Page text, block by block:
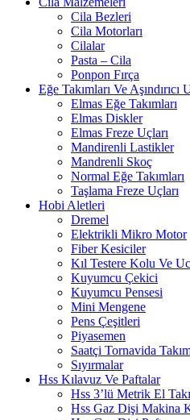
Cila Bezleri
Cila Motorları
Cilalar
Pasta – Cila
Ponpon Fırça
Eğe Takımları Ve Aşındırıcı
Elmas Eğe Takımları
Elmas Diskler
Elmas Freze Uçları
Mandirenli Lastikler
Mandrenli Skoç
Normal Eğe Takımları
Taşlama Freze Uçları
Hobi Aletleri
Dremel
Elektrikli Mikro Motor
Fiber Kesiciler
Kıl Testere Kolu Ve
Kuyumcu Çekici
Kuyumcu Pensesi
Mini Mengene
Pens Çeşitleri
Piyasemen
Saatçi Tornavida
Sıyırmalar
Hss Kılavuz Ve Paftalar
Hss 3’lü Metrik El
Hss Gaz Dişi Makina